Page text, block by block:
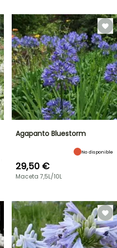
Agapanto Bluestorm
No disponible
29,50 €
Maceta 7,5L/10L